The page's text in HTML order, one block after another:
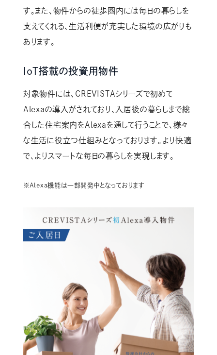
す。また、物件からの徒歩圏内には毎日の暮らしを
支えてくれる、生活利便が充実した環境の広がりも
あります。
IoT搭載の投資用物件
対象物件には、CREVISTAシリーズで初めて
Alexaの導入がされており、入居後の暮らしまで総
合した住宅案内をAlexaを通して行うことで、様々
な生活に役立つ仕組みとなっております。より快適
で、よりスマートな毎日の暮らしを実現します。
※Alexa機能は一部開発中となっております